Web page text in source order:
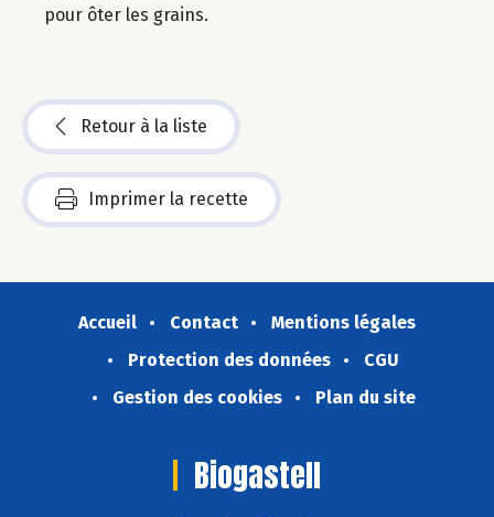
pour ôter les grains.
Retour à la liste
Imprimer la recette
Accueil Contact
Mentions légales
Protection des données
CGU
Gestion des cookies
Plan du site
Biogastell